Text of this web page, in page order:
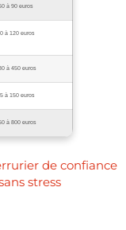
à 90 euros
à 120 euros
à 450 euros
à 150 euros
à 800 euros
de confiance
stress